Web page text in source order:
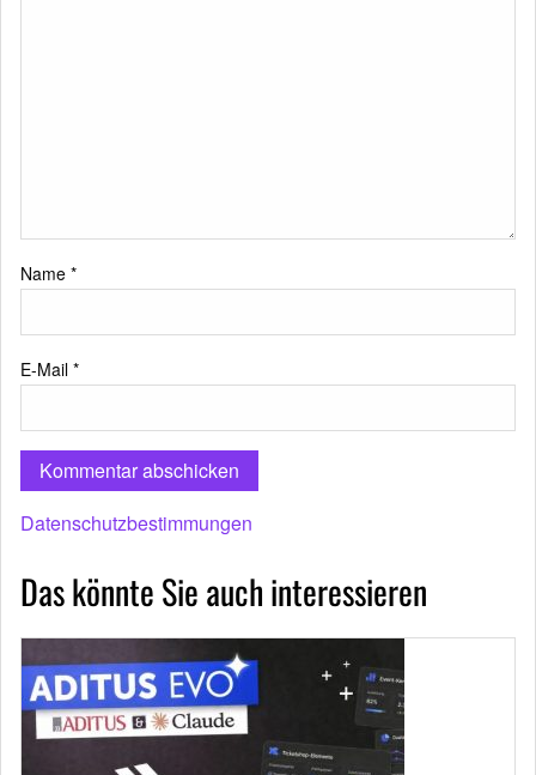
Name *
E-Mail *
Datenschutzbestimmungen
Das könnte Sie auch interessieren